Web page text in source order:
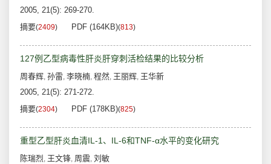
2005, 21(5): 269-270.
摘要(2409) PDF (164KB)(813)
127例乙型病毒性肝炎肝穿刺活检结果的比较分析
周春辉, 孙雷, 李晓楠, 程然, 王丽辉, 王华新
2005, 21(5): 271-272.
摘要(2304) PDF (178KB)(825)
重型乙型肝炎血清IL-1、IL-6和TNF-α水平的变化研究
陈瑞烈, 王文锋, 周震, 刘敏